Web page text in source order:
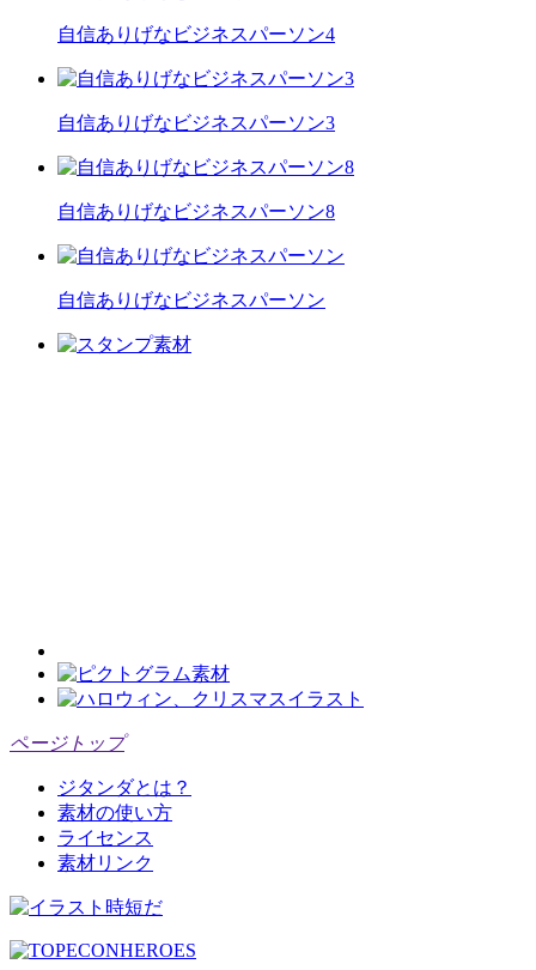
自信ありげなビジネスパーソン4
自信ありげなビジネスパーソン3
自信ありげなビジネスパーソン8
自信ありげなビジネスパーソン
ページトップ
ジタンダとは？
素材の使い方
ライセンス
素材リンク